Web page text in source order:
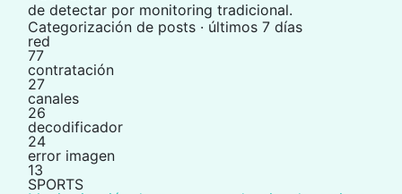
de detectar por monitoring tradicional.
Categorización de posts · últimos 7 días
red
77
contratación
27
canales
26
decodificador
24
error imagen
13
SPORTS